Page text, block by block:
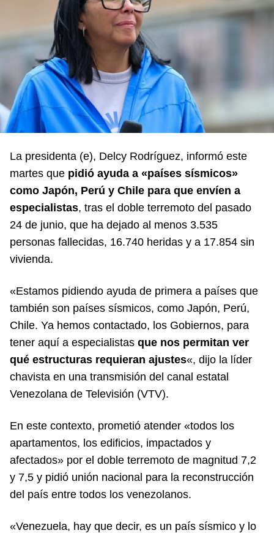
La presidenta (e), Delcy Rodríguez, informó este
martes que pidió ayuda a «países sísmicos»
como Japón, Perú y Chile para que envíen a
especialistas, tras el doble terremoto del pasado
24 de junio, que ha dejado al menos 3.535
personas fallecidas, 16.740 heridas y a 17.854 sin
vivienda.
«Estamos pidiendo ayuda de primera a países que
también son países sísmicos, como Japón, Perú,
Chile. Ya hemos contactado, los Gobiernos, para
tener aquí a especialistas que nos permitan ver
qué estructuras requieran ajustes«, dijo la líder
chavista en una transmisión del canal estatal
Venezolana de Televisión (VTV).
En este contexto, prometió atender «todos los
apartamentos, los edificios, impactados y
afectados» por el doble terremoto de magnitud 7,2
y 7,5 y pidió unión nacional para la reconstrucción
del país entre todos los venezolanos.
«Venezuela, hay que decir, es un país sísmico y lo